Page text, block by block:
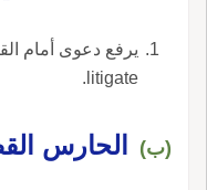
يرفع دعوى أمام
litigate.
(ب) الحارس